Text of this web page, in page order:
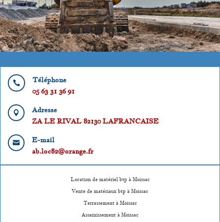

Téléphone
05 63 31 36 91

Adresse
ZA LE RIVAL 82130 LAFRANCAISE

E-mail
ab.loc82@orange.fr
Location de matériel btp à Moissac
Vente de matériaux btp à Moissac
Terrassement à Moissac
Assainissement à Moissac